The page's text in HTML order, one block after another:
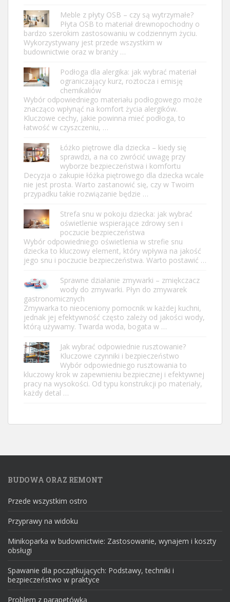
Meble z płyty OSB – czy są wytrzymałe?
Płyta OSB to materiał drewnopochodny o
bardzo szerokim zastosowaniu w codziennym życiu.
Wykorzystywany jest przede wszystkim w
budownictwie oraz w branży …
Podłoga dla alergika: jak wybrać materiał
ograniczający kurz, roztocza i emisję
chemikaliów
Wybór odpowiedniego materiału podłogowego może
znacząco wpłynąć na komfort życia alergików.
Kluczowe cechy, jakie powinna mieć podłoga, to
łatwość w czyszczeniu, …
Łóżko piętrowe dla dziecka – kiedy się
sprawdzi, a na co zwrócić uwagę przy
wyborze bezpieczeństwa i komfortu
Decyzja o zakupie łóżka piętrowego dla dziecka wcale
nie jest prosta. Warto zastanowić się, czy w Twoim
przypadku takie rozwiązanie będzie …
Strefa snu w pokoju dziecka: jak wybrać
oświetlenie wspierające zdrowy sen i
poczucie bezpieczeństwa
Wybór odpowiedniego oświetlenia w strefie snu
dziecka to kluczowy element, który wpływa na jakość
jego snu i poczucie bezpieczeństwa. Warto postawić …
Sprawne działanie zmywarki – zmiękczacz
wody do zmywarki. Płyn do zmywarek
gastronomicznych
Zmywarka to nieoceniony pomocnik w każdej kuchni,
jednak jej efektywność często zależy od jakości wody,
którą używamy. Twarda woda, bogata w …
Jak wybrać odpowiednie rusztowanie?
Kluczowe czynniki i bezpieczeństwo
Wybór odpowiedniego rusztowania to
kluczowy krok w zapewnieniu bezpiecznej i efektywnej
pracy na wysokości. Od typu konstrukcji po materiały,
każdy detal …
BUDOWA ORAZ REMONT
Przede wszystkim ostro
Przyprawy na widoku
Minikoparka w budownictwie: Zastosowanie, wynajem i koszty
obsługi
Spawanie dla początkujących: Podstawy, techniki i
bezpieczeństwo w praktyce
Problem z parapetówką